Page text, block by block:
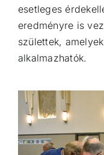
esetleges
eredményre is
születtek,
alkalmazhatók.